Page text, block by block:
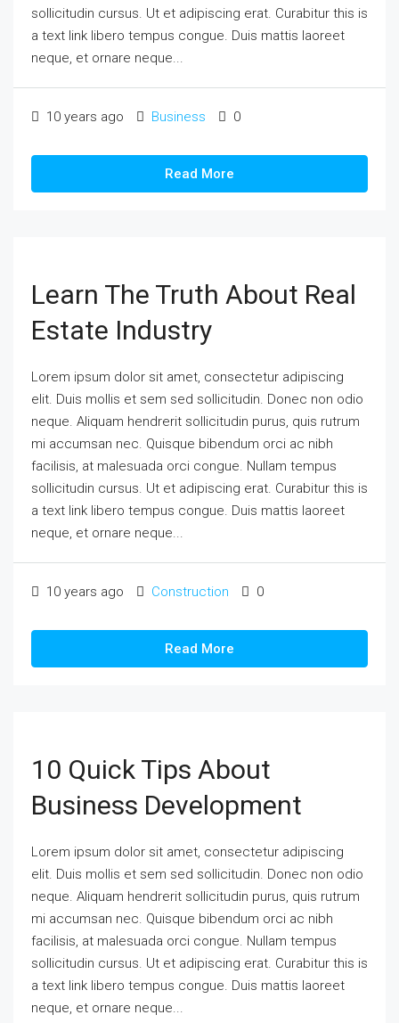
sollicitudin cursus. Ut et adipiscing erat. Curabitur this is
a text link libero tempus congue. Duis mattis laoreet
neque, et ornare neque...
10 years ago Business 0
Read More
Learn The Truth About Real
Estate Industry
Lorem ipsum dolor sit amet, consectetur adipiscing
elit. Duis mollis et sem sed sollicitudin. Donec non odio
neque. Aliquam hendrerit sollicitudin purus, quis rutrum
mi accumsan nec. Quisque bibendum orci ac nibh
facilisis, at malesuada orci congue. Nullam tempus
sollicitudin cursus. Ut et adipiscing erat. Curabitur this is
a text link libero tempus congue. Duis mattis laoreet
neque, et ornare neque...
10 years ago Construction 0
Read More
10 Quick Tips About
Business Development
Lorem ipsum dolor sit amet, consectetur adipiscing
elit. Duis mollis et sem sed sollicitudin. Donec non odio
neque. Aliquam hendrerit sollicitudin purus, quis rutrum
mi accumsan nec. Quisque bibendum orci ac nibh
facilisis, at malesuada orci congue. Nullam tempus
sollicitudin cursus. Ut et adipiscing erat. Curabitur this is
a text link libero tempus congue. Duis mattis laoreet
neque, et ornare neque...